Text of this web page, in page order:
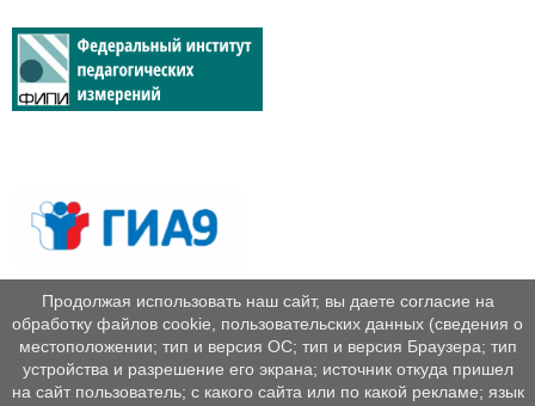
Продолжая использовать наш сайт, вы даете согласие на
обработку файлов cookie, пользовательских данных (сведения о
местоположении; тип и версия ОС; тип и версия Браузера; тип
устройства и разрешение его экрана; источник откуда пришел
на сайт пользователь; с какого сайта или по какой рекламе; язык